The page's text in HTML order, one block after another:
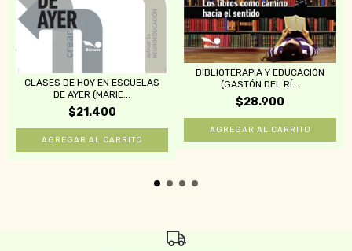
CLASES DE HOY EN ESCUELAS
DE AYER (MARIE...
$21.400
BIBLIOTERAPIA Y EDUCACIÓN
(GASTÓN DEL RÍ...
$28.900